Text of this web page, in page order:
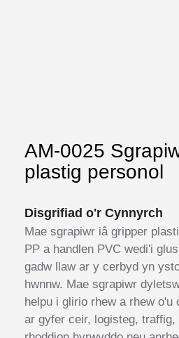
AM-0025
plastig personol
Disgrifiad o'r Cynnyrch
Mae sgrapiwr iâ gripper
PP a handlen PVC wedi'i
gadw llaw ar y cerbyd yn
hwnnw. Mae sgrapiwr
helpu i glirio rhew a rhew o'u
ar gyfer ceir, logisteg, traffig,